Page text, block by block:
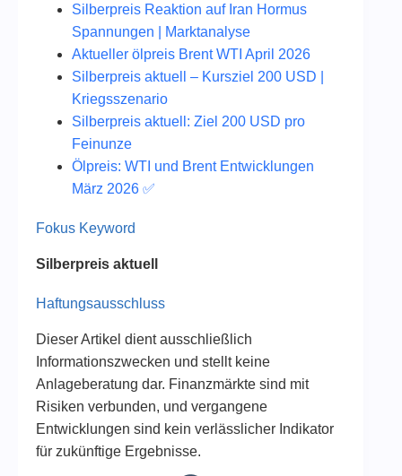
Silberpreis Reaktion auf Iran Hormus
Spannungen | Marktanalyse
Aktueller ölpreis Brent WTI April 2026
Silberpreis aktuell – Kursziel 200 USD |
Kriegsszenario
Silberpreis aktuell: Ziel 200 USD pro
Feinunze
Ölpreis: WTI und Brent Entwicklungen
März 2026 ✅
Fokus Keyword
Silberpreis aktuell
Haftungsausschluss
Dieser Artikel dient ausschließlich
Informationszwecken und stellt keine
Anlageberatung dar. Finanzmärkte sind mit
Risiken verbunden, und vergangene
Entwicklungen sind kein verlässlicher Indikator
für zukünftige Ergebnisse.